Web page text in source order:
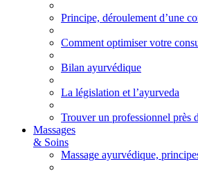
Principe, déroulement d’une
Comment optimiser votre
Bilan ayurvédique
La législation et l’ayurveda
Trouver un professionnel près
Massages
& Soins
Massage ayurvédique,